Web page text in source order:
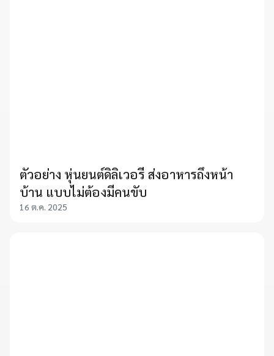
ตัวอย่าง หุ่นยนต์ดิลิเวอรี ส่งอาหารถึงหน้า
บ้าน แบบไม่ต้องมีคนขับ
16 ต.ค. 2025